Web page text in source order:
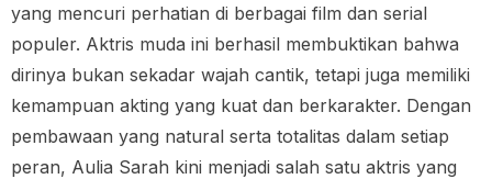
yang mencuri perhatian di berbagai film dan serial
populer. Aktris muda ini berhasil membuktikan bahwa
dirinya bukan sekadar wajah cantik, tetapi juga memiliki
kemampuan akting yang kuat dan berkarakter. Dengan
pembawaan yang natural serta totalitas dalam setiap
peran, Aulia Sarah kini menjadi salah satu aktris yang